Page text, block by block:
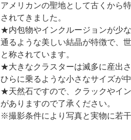
アメリカンの聖地として古くから
されてきました。
★内包物やインクルージョンが少
通るような美しい結晶が特徴で、
と称されています。
★大きなクラスターは滅多に産出
ひらに乗るような小さなサイズが
★天然石ですので、クラックやイ
がありますので了承ください。
※撮影条件により写真と実物に若